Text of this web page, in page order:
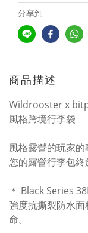
分享到
商品描述
Wildrooster x
風格跨境行李袋
風格露營的玩家的
您的露營行李包
＊ Black Series
強度抗撕裂防水
命。